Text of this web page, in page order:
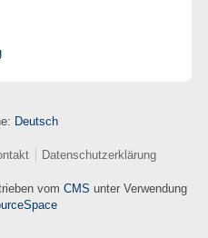
Deutsch
Datenschutzerklärung
vom CMS unter Verwendung